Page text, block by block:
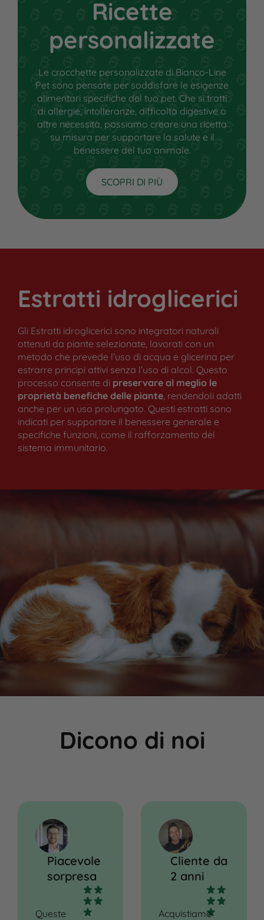
Ricette
Ricette
personalizzate
Le crocchette personalizzate di Bianco-Line
Pet sono pensate per soddisfare le esigenze
alimentari specifiche del tuo pet. Che si tratti
di allergie, intolleranze, difficoltà digestive o
altre necessità, possiamo creare una ricetta
su misura per supportare la salute e il
benessere del tuo animale.
SCOPRI DI PIÙ
Estratti idroglicerici
Gli Estratti idroglicerici sono integratori naturali
ottenuti da piante selezionate, lavorati con un
metodo che prevede l’uso di acqua e glicerina per
estrarre principi attivi senza l’uso di alcol. Questo
processo consente di preservare al meglio le
proprietà benefiche delle piante, rendendoli adatti
anche per un uso prolungato. Questi estratti sono
indicati per supportare il benessere generale e
specifiche funzioni, come il rafforzamento del
sistema immunitario.
Dicono di noi
Piacevole
sorpresa
Queste
Cliente da
2 anni
Acquistiamo